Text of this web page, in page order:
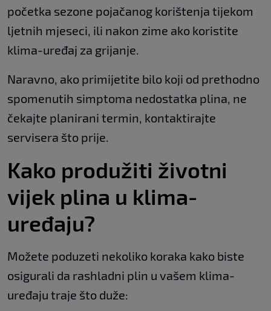
početka sezone pojačanog korištenja tijekom
ljetnih mjeseci, ili nakon zime ako koristite
klima-uređaj za grijanje.
Naravno, ako primijetite bilo koji od prethodno
spomenutih simptoma nedostatka plina, ne
čekajte planirani termin, kontaktirajte
servisera što prije.
Kako produžiti životni
vijek plina u klima-
uređaju?
Možete poduzeti nekoliko koraka kako biste
osigurali da rashladni plin u vašem klima-
uređaju traje što duže: